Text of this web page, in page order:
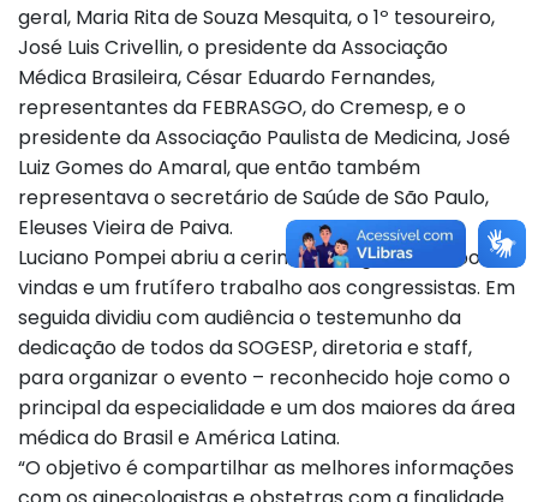
geral, Maria Rita de Souza Mesquita, o 1º tesoureiro,
José Luis Crivellin, o presidente da Associação
Médica Brasileira, César Eduardo Fernandes,
representantes da FEBRASGO, do Cremesp, e o
presidente da Associação Paulista de Medicina, José
Luiz Gomes do Amaral, que então também
representava o secretário de Saúde de São Paulo,
Eleuses Vieira de Paiva.
Luciano Pompei abriu a cerimônia registrando boas-
vindas e um frutífero trabalho aos congressistas. Em
seguida dividiu com audiência o testemunho da
dedicação de todos da SOGESP, diretoria e staff,
para organizar o evento – reconhecido hoje como o
principal da especialidade e um dos maiores da área
médica do Brasil e América Latina.
“O objetivo é compartilhar as melhores informações